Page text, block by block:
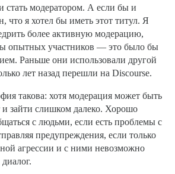
стать модератором. А если бы и
что я хотел бы иметь этот титул. Я
более активную модерацию,
опытных участников — это было бы
Раньше они использовали другой
лет назад перешли на Discourse.
такова: хотя модерация может быть
зайти слишком далеко. Хорошо
с людьми, если есть проблемы с
предупреждения, если только
агрессии и с ними невозможно